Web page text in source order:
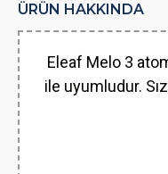
ÜRÜN HAKKINDA
Eleaf Melo 3
ile uyumludur.